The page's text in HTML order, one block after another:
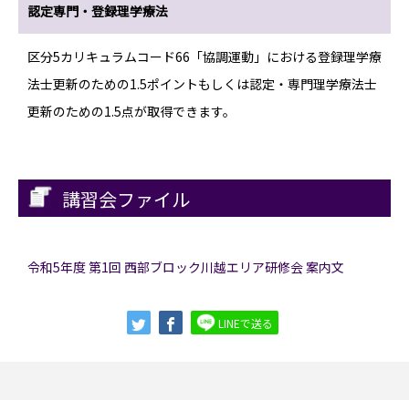
認定専門・登録理学療法
区分5カリキュラムコード66「協調運動」における登録理学療
法士更新のための1.5ポイントもしくは認定・専門理学療法士
更新のための1.5点が取得できます。
講習会ファイル
令和5年度 第1回 西部ブロック川越エリア研修会 案内文
LINEで送る